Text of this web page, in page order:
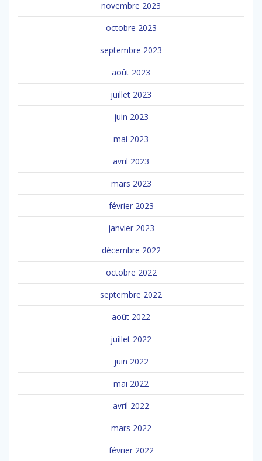
novembre 2023
octobre 2023
septembre 2023
août 2023
juillet 2023
juin 2023
mai 2023
avril 2023
mars 2023
février 2023
janvier 2023
décembre 2022
octobre 2022
septembre 2022
août 2022
juillet 2022
juin 2022
mai 2022
avril 2022
mars 2022
février 2022